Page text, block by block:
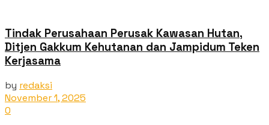
Tindak Perusahaan Perusak Kawasan Hutan,
Ditjen Gakkum Kehutanan dan Jampidum Teken
Kerjasama
by redaksi
November 1, 2025
0